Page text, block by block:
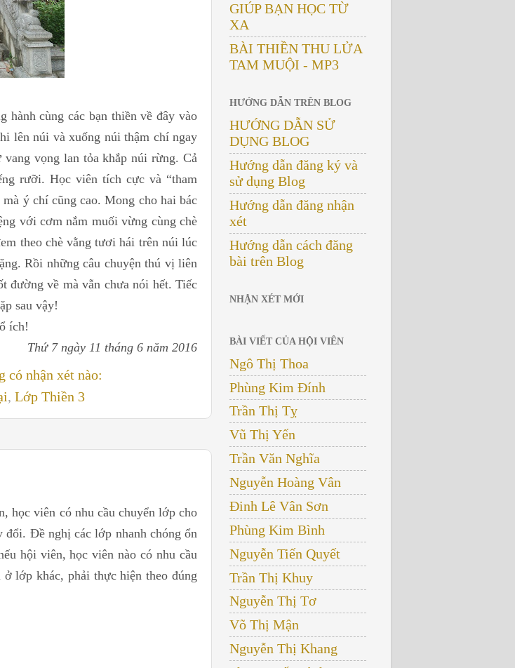
cùng các bạn thiền về đây vào
lên núi và xuống núi thậm chí ngay
vọng lan tỏa khắp núi rừng. Cả
rưỡi. Học viên tích cực và “tham
ý chí cũng cao. Mong cho hai bác
với cơm nắm muối vừng cùng chè
theo chè vằng tươi hái trên núi lúc
Rồi những câu chuyện thú vị liên
đường về mà vẫn chưa nói hết. Tiếc
sau vậy!
ích!
Thứ 7 ngày 11 tháng 6 năm 2016
có nhận xét nào:
, Lớp Thiền 3
học viên có nhu cầu chuyển lớp cho
Đề nghị các lớp nhanh chóng ổn
hội viên, học viên nào có nhu cầu
lớp khác, phải thực hiện theo đúng
GIÚP BẠN HỌC TỪ
XA
BÀI THIỀN THU LỬA
TAM MUỘI - MP3
HƯỚNG DẪN TRÊN BLOG
HƯỚNG DẪN SỬ
DỤNG BLOG
Hướng dẫn đăng ký và
sử dụng Blog
Hướng dẫn đăng nhận
xét
Hướng dẫn cách đăng
bài trên Blog
NHẬN XÉT MỚI
BÀI VIẾT CỦA HỘI VIÊN
Ngô Thị Thoa
Phùng Kim Đính
Trần Thị Tỵ
Vũ Thị Yến
Trần Văn Nghĩa
Nguyễn Hoàng Vân
Đinh Lê Vân Sơn
Phùng Kim Bình
Nguyễn Tiến Quyết
Trần Thị Khuy
Nguyễn Thị Tơ
Võ Thị Mận
Nguyễn Thị Khang